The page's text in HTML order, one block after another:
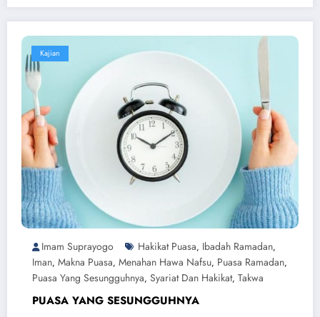
Kajian
​​​​​​​Imam Suprayogo Hakikat Puasa, Ibadah Ramadan,
Iman, Makna Puasa, Menahan Hawa Nafsu, Puasa Ramadan,
Puasa Yang Sesungguhnya, Syariat Dan Hakikat, Takwa
PUASA YANG SESUNGGUHNYA